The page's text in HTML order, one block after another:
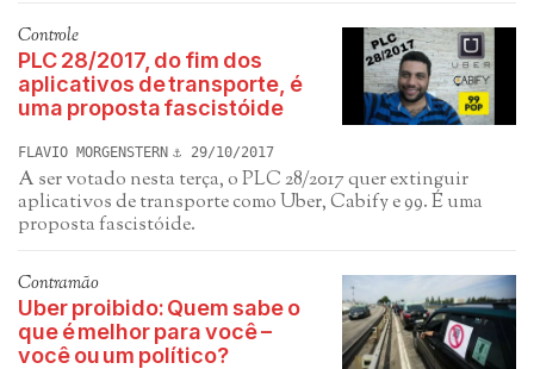
Controle
PLC 28/2017, do fim dos
aplicativos de transporte, é
uma proposta fascistóide
FLAVIO MORGENSTERN 29/10/2017
A ser votado nesta terça, o PLC 28/2017 quer extinguir
aplicativos de transporte como Uber, Cabify e 99. É uma
proposta fascistóide.
Contramão
Uber proibido: Quem sabe o
que é melhor para você –
você ou um político?